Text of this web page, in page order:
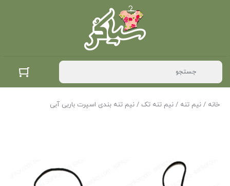
خانه / نیم تنه / نیم تنه تک / نیم تنه بندی اسپرت باربی آبی